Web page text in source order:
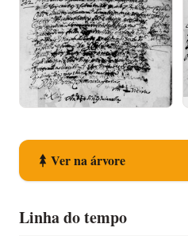
Ver na árvore
Linha do tempo